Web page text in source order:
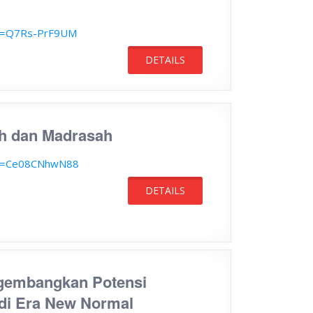
PrF9UM
DETAILS
dan Madrasah
DETAILS
Potensi
Era New Normal